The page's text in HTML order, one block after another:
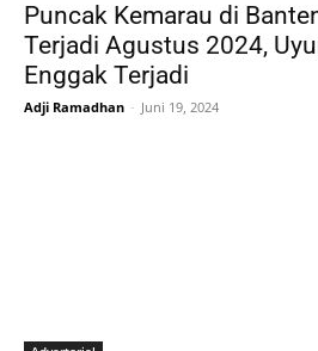
Puncak Kemarau di
Terjadi Agustus 2024,
Enggak Terjadi
Adji Ramadhan - Juni 19, 2024